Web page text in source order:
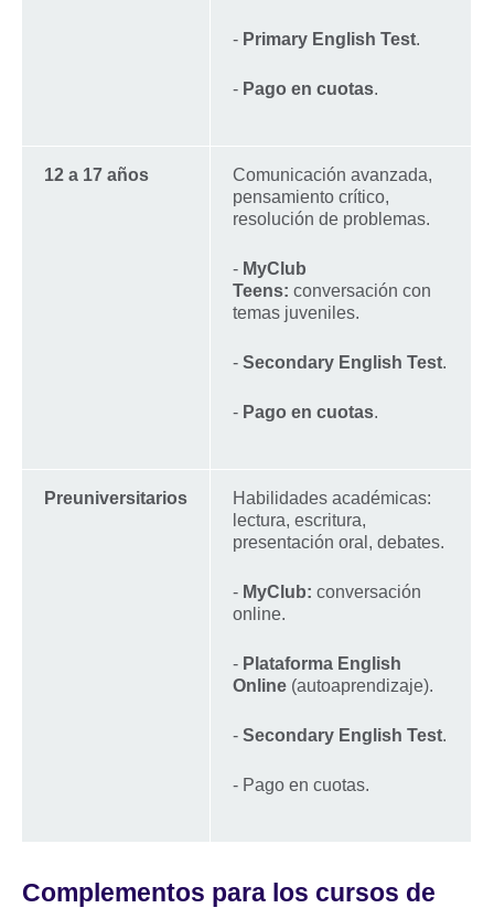
- Primary English Test.
- Pago en cuotas.
12 a 17 años
Comunicación avanzada,
pensamiento crítico,
resolución de problemas.
- MyClub
Teens: conversación con
temas juveniles.
- Secondary English Test.
- Pago en cuotas.
Preuniversitarios
Habilidades académicas:
lectura, escritura,
presentación oral, debates.
- MyClub: conversación
online.
- Plataforma English
Online (autoaprendizaje).
- Secondary English Test.
- Pago en cuotas.
Complementos para los cursos de